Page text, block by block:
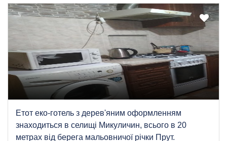
Етот еко-готель з дерев'яним оформленням
знаходиться в селищі Микуличин, всього в 20
метрах від берега мальовничої річки Прут.